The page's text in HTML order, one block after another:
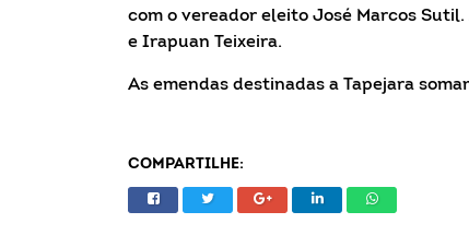
com o vereador eleito José Marcos
e Irapuan Teixeira.
As emendas destinadas a Tapejara
COMPARTILHE: